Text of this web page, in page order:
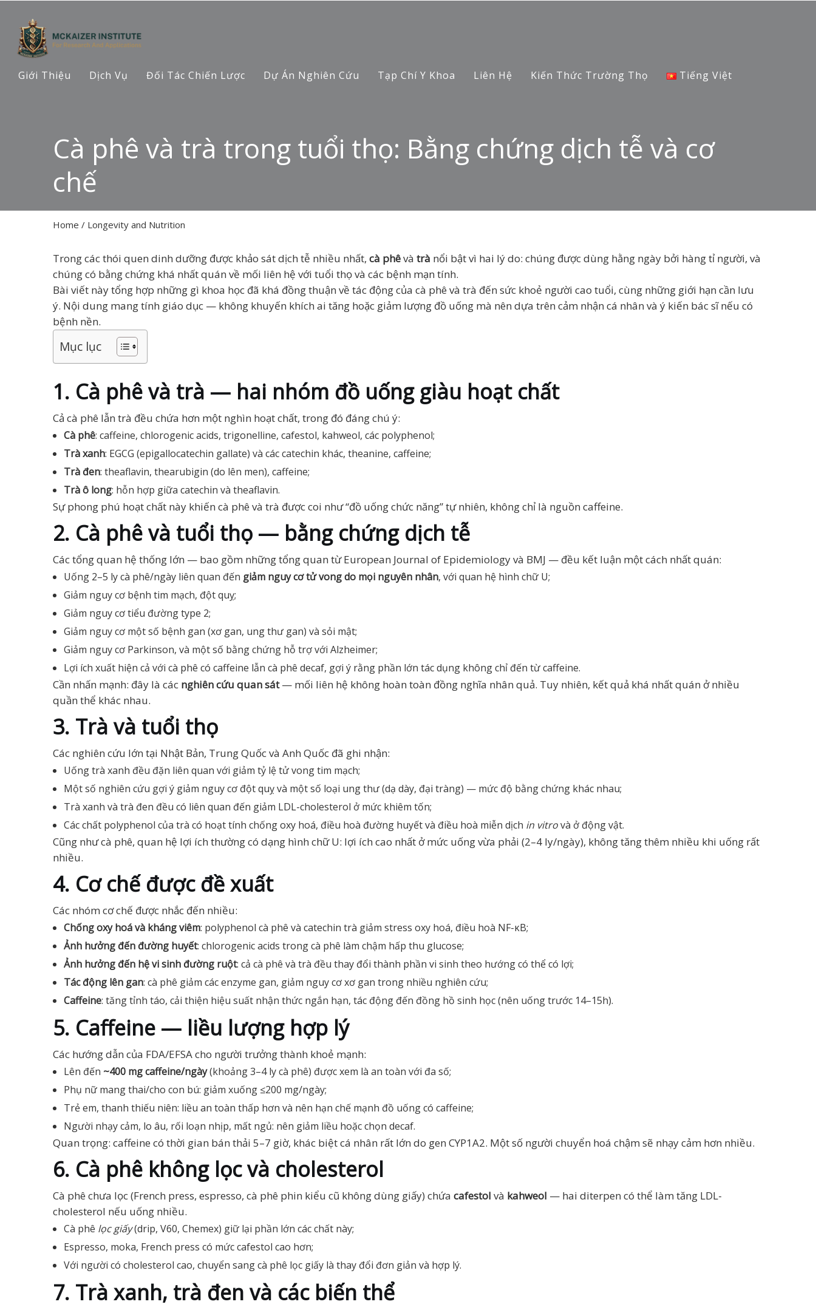
Giới Thiệu Dịch Vụ Đối Tác Chiến Lược Dự Án Nghiên Cứu Tạp Chí Y Khoa Liên Hệ Kiến Thức Trường Thọ Tiếng Việt
Cà phê và trà trong tuổi thọ: Bằng chứng dịch tễ và cơ
chế
Home / Longevity and Nutrition
Trong các thói quen dinh dưỡng được khảo sát dịch tễ nhiều nhất, cà phêvà trà nổi bật vì hai lý do: chúng được dùng hằng ngày bởi hàng tỉ người, và
chúng có bằng chứng khá nhất quán về mối liên hệ với tuổi thọ và các bệnh mạn tính.
Bài viết này tổng hợp những gì khoa học đã khá đồng thuận về tác động của cà phê và trà đến sức khoẻ người cao tuổi, cùng những giới hạn cần lưu
ý. Nội dung mang tính giáo dục — không khuyến khích ai tăng hoặc giảm lượng đồ uống mà nên dựa trên cảm nhận cá nhân và ý kiến bác sĩ nếu có
bệnh nền.
Mục lục
1. Cà phê và trà — hai nhóm đồ uống giàu hoạt chất
Cả cà phê lẫn trà đều chứa hơn một nghìn hoạt chất, trong đó đáng chú ý:
Cà phê: caffeine, chlorogenic acids, trigonelline, cafestol, kahweol, các polyphenol;
Trà xanh: EGCG (epigallocatechin gallate) và các catechin khác, theanine, caffeine;
Trà đen: theaflavin, thearubigin (do lên men), caffeine;
Trà ô long: hỗn hợp giữa catechin và theaflavin.
Sự phong phú hoạt chất này khiến cà phê và trà được coi như “đồ uống chức năng” tự nhiên, không chỉ là nguồn caffeine.
2. Cà phê và tuổi thọ — bằng chứng dịch tễ
Các tổng quan hệ thống lớn — bao gồm những tổng quan từ European Journal of Epidemiology và BMJ — đều kết luận một cách nhất quán:
Uống 2–5 ly cà phê/ngày liên quan đến giảm nguy cơ tử vong do mọi nguyên nhân, với quan hệ hình chữ U;
Giảm nguy cơ bệnh tim mạch, đột quỵ;
Giảm nguy cơ tiểu đường type 2;
Giảm nguy cơ một số bệnh gan (xơ gan, ung thư gan) và sỏi mật;
Giảm nguy cơ Parkinson, và một số bằng chứng hỗ trợ với Alzheimer;
Lợi ích xuất hiện cả với cà phê có caffeine lẫn cà phê decaf, gợi ý rằng phần lớn tác dụng không chỉ đến từ caffeine.
Cần nhấn mạnh: đây là các nghiên cứu quan sát— mối liên hệ không hoàn toàn đồng nghĩa nhân quả. Tuy nhiên, kết quả khá nhất quán ở nhiều
quần thể khác nhau.
3. Trà và tuổi thọ
Các nghiên cứu lớn tại Nhật Bản, Trung Quốc và Anh Quốc đã ghi nhận:
Uống trà xanh đều đặn liên quan với giảm tỷ lệ tử vong tim mạch;
Một số nghiên cứu gợi ý giảm nguy cơ đột quỵ và một số loại ung thư (dạ dày, đại tràng) — mức độ bằng chứng khác nhau;
Trà xanh và trà đen đều có liên quan đến giảm LDL-cholesterol ở mức khiêm tốn;
Các chất polyphenol của trà có hoạt tính chống oxy hoá, điều hoà đường huyết và điều hoà miễn dịch in vitrovà ở động vật.
Cũng như cà phê, quan hệ lợi ích thường có dạng hình chữ U: lợi ích cao nhất ở mức uống vừa phải (2–4 ly/ngày), không tăng thêm nhiều khi uống rất
nhiều.
4. Cơ chế được đề xuất
Các nhóm cơ chế được nhắc đến nhiều:
Chống oxy hoá và kháng viêm: polyphenol cà phê và catechin trà giảm stress oxy hoá, điều hoà NF-κB;
Ảnh hưởng đến đường huyết: chlorogenic acids trong cà phê làm chậm hấp thu glucose;
Ảnh hưởng đến hệ vi sinh đường ruột: cả cà phê và trà đều thay đổi thành phần vi sinh theo hướng có thể có lợi;
Tác động lên gan: cà phê giảm các enzyme gan, giảm nguy cơ xơ gan trong nhiều nghiên cứu;
Caffeine: tăng tỉnh táo, cải thiện hiệu suất nhận thức ngắn hạn, tác động đến đồng hồ sinh học (nên uống trước 14–15h).
5. Caffeine — liều lượng hợp lý
Các hướng dẫn của FDA/EFSA cho người trưởng thành khoẻ mạnh:
Lên đến ~400 mg caffeine/ngày(khoảng 3–4 ly cà phê) được xem là an toàn với đa số;
Phụ nữ mang thai/cho con bú: giảm xuống ≤200 mg/ngày;
Trẻ em, thanh thiếu niên: liều an toàn thấp hơn và nên hạn chế mạnh đồ uống có caffeine;
Người nhạy cảm, lo âu, rối loạn nhịp, mất ngủ: nên giảm liều hoặc chọn decaf.
Quan trọng: caffeine có thời gian bán thải 5–7 giờ, khác biệt cá nhân rất lớn do gen CYP1A2. Một số người chuyển hoá chậm sẽ nhạy cảm hơn nhiều.
6. Cà phê không lọc và cholesterol
Cà phê chưa lọc (French press, espresso, cà phê phin kiểu cũ không dùng giấy) chứa cafestol và kahweol — hai diterpen có thể làm tăng LDL-
cholesterol nếu uống nhiều.
Cà phê lọc giấy(drip, V60, Chemex) giữ lại phần lớn các chất này;
Espresso, moka, French press có mức cafestol cao hơn;
Với người có cholesterol cao, chuyển sang cà phê lọc giấy là thay đổi đơn giản và hợp lý.
7. Trà xanh, trà đen và các biến thể